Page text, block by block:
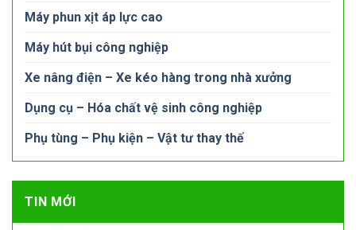
Máy phun xịt áp lực cao
Máy hút bụi công nghiệp
Xe nâng điện – Xe kéo hàng trong nhà xưởng
Dụng cụ – Hóa chất vệ sinh công nghiệp
Phụ tùng – Phụ kiện – Vật tư thay thế
TIN MỚI